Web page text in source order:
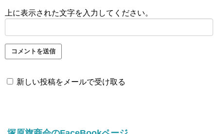
上に表示された文字を入力してください。
新しい投稿をメールで受け取る